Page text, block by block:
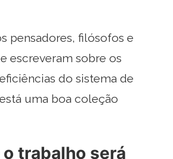
pensadores, filósofos e
escreveram sobre os
do sistema de
uma boa coleção
o trabalho será